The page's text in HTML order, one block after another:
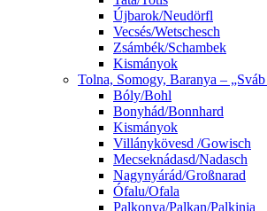
Újbarok/Neudörfl
Vecsés/Wetschesch
Zsámbék/Schambek
Kismányok
Tolna, Somogy, Baranya –
Bóly/Bohl
Bonyhád/Bonnhard
Kismányok
Villánykövesd /Gowisch
Mecseknádasd/Nadasch
Nagynyárád/Großnarad
Ófalu/Ofala
Palkonya/Palkan/Palkinja